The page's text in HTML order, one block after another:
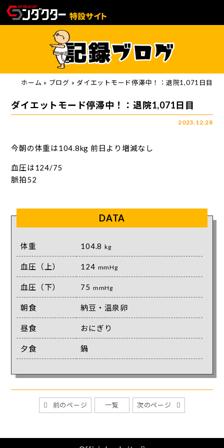
ホーム » ブログ » ダイエットモード停滞中！：退院1,071日目
ダイエットモード停滞中！：退院1,071日目
2023.12.28
今朝の体重は104.8kg 前日より増減なし
血圧は124/75
脈拍52
DATA
体重 104.8 kg
血圧（上） 124 mmHg
血圧（下） 75 mmHg
朝食 納豆・温泉卵
昼食 おにぎり
夕食 鍋
前のページ 一覧 次のページ